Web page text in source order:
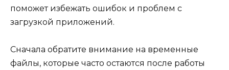
поможет избежать ошибок и проблем с
загрузкой приложений.
Сначала обратите внимание на временные
файлы, которые часто остаются после работы